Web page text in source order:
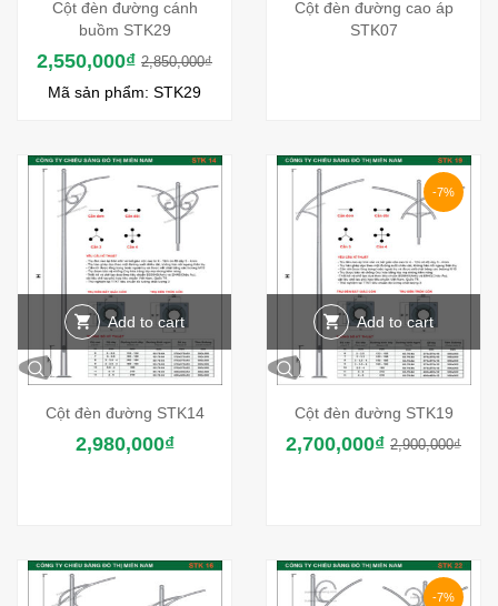
Cột đèn đường cánh
buồm STK29
2,850,000₫
2,550,000₫
Mã sản phẩm: STK29
Cột đèn đường cao áp
STK07
Add to cart
Cột đèn đường STK14
2,980,000₫
-7%
Add to cart
Cột đèn đường STK19
2,900,000₫
2,700,000₫
-7%